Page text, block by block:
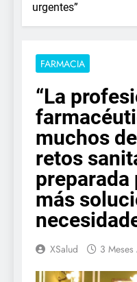
urgentes”
FARMACIA
“La
muchos
retos
preparada
más
XSalud 3 Meses